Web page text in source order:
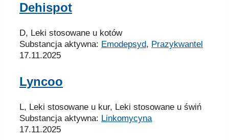
Dehispot
D, Leki stosowane u kotów
Substancja aktywna: Emodepsyd, Prazykwantel
17.11.2025
Lyncoo
L, Leki stosowane u kur, Leki stosowane u świń
Substancja aktywna: Linkomycyna
17.11.2025